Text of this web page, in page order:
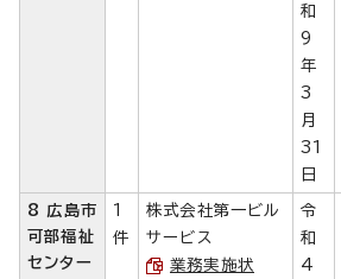
和
9
年
3
月
31
日
8 広島市
可部福祉
センター
1
件
株式会社第一ビル
サービス
業務実施状
令
和
4